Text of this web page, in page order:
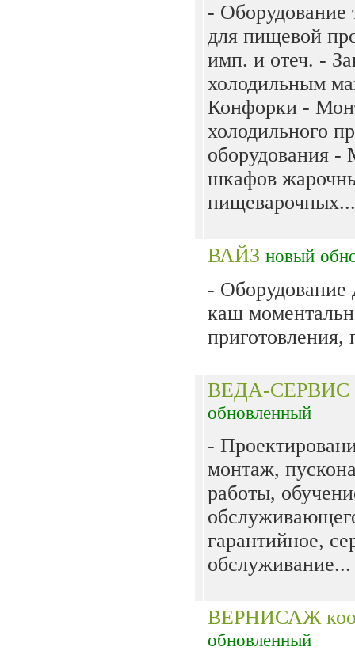
- Оборудование
для пищевой
имп. и отеч. -
холодильным
Конфорки -
холодильного
оборудования
шкафов
пищеварочных...
ВАЙЗ новый
- Оборудование
каш
приготовления,
ВЕДА-
обновленный
-
монтаж,
работы,
гарантийное,
обслуживание...
ВЕРНИСАЖ
обновленный